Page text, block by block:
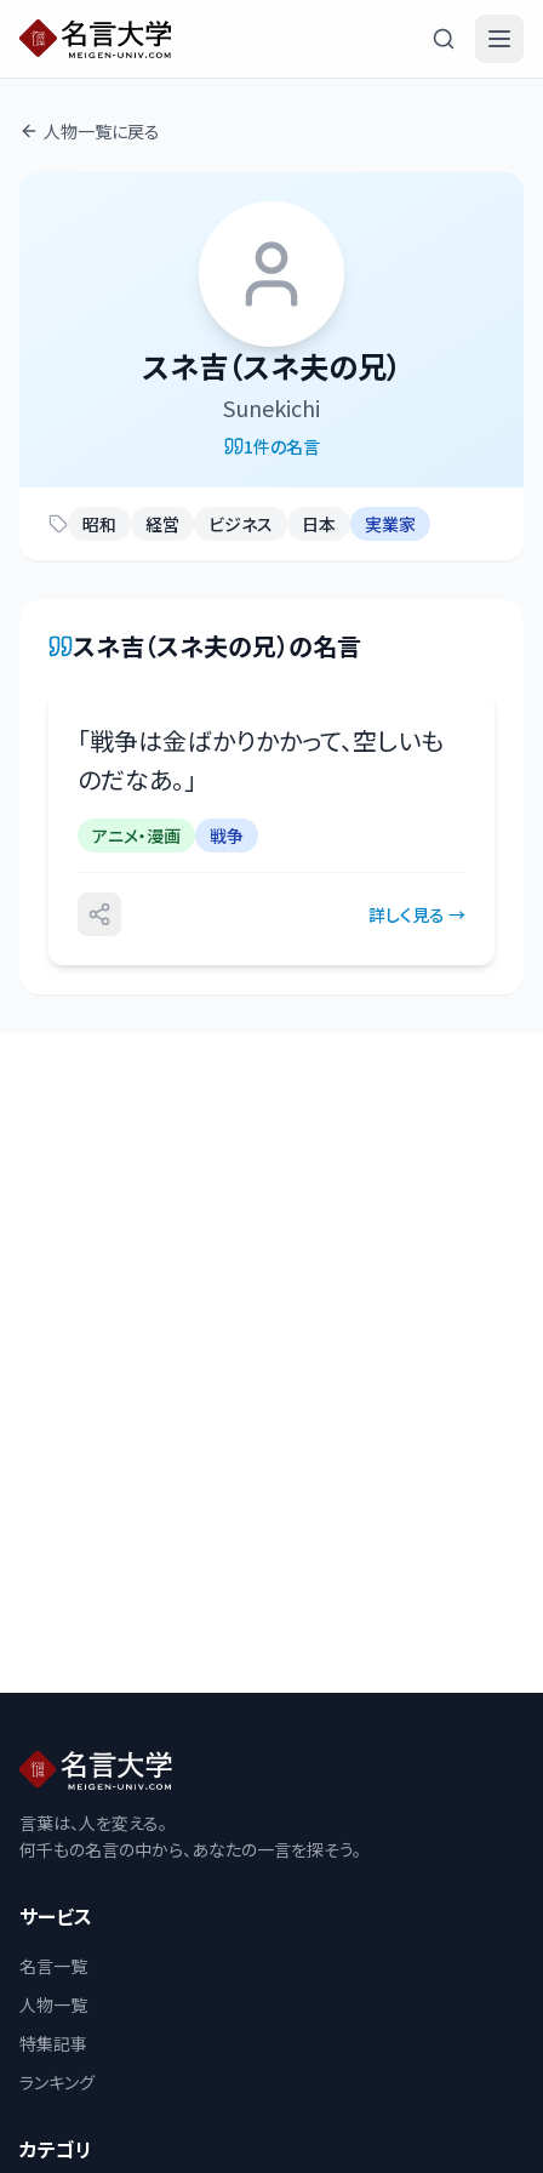
人物一覧に戻る
スネ吉（スネ夫の兄）
Sunekichi
1件の名言
昭和 経営 ビジネス 日本 実業家
スネ吉（スネ夫の兄）の名言
「戦争は金ばかりかかって、空しいも
のだなあ。 」
アニメ・漫画 戦争
詳しく見る →
言葉は、人を変える。
何千もの名言の中から、あなたの一言を探そう。
サービス
名言一覧
人物一覧
特集記事
ランキング
カテゴリ